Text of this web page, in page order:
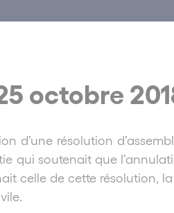
octobre
d’une résolution
qui soutenait que
celle de cette résolution,